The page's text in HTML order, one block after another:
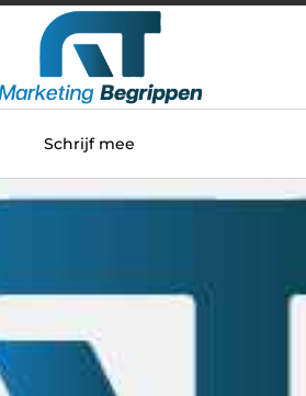
Schrijf mee